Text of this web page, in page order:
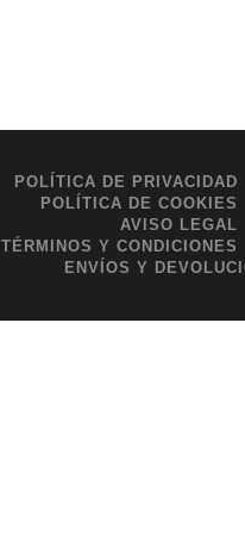
POLÍTICA DE PRIVACIDAD
POLÍTICA DE COOKIES
AVISO LEGAL
TÉRMINOS Y CONDICIONES
ENVÍOS Y